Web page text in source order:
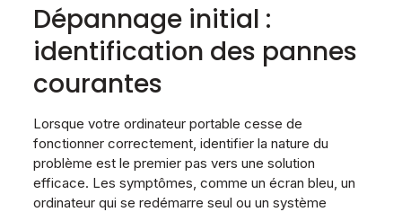
Dépannage initial :
identification des pannes
courantes
Lorsque votre ordinateur portable cesse de
fonctionner correctement, identifier la nature du
problème est le premier pas vers une solution
efficace. Les symptômes, comme un écran bleu, un
ordinateur qui se redémarre seul ou un système